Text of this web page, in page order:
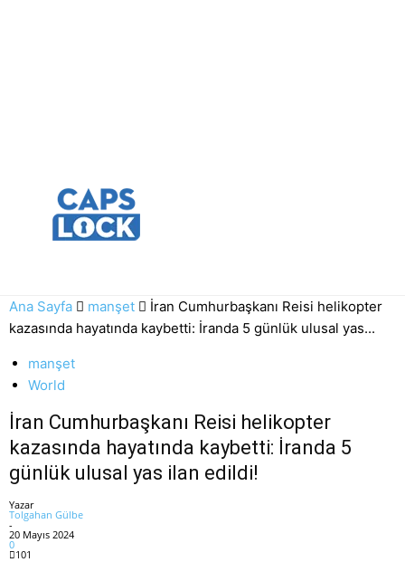
Ana Sayfa manşet
İran Cumhurbaşkanı Reisi helikopter
kazasında hayatında kaybetti: İranda 5 günlük ulusal yas...
manşet
World
İran Cumhurbaşkanı Reisi helikopter
kazasında hayatında kaybetti: İranda 5
günlük ulusal yas ilan edildi!
Yazar
Tolgahan Gülbe
-
20 Mayıs 2024
0
101